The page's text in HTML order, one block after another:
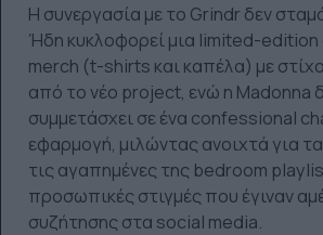
Η συνεργασία με το Grindr δεν
Ήδη κυκλοφορεί μια limited-
merch (t-shirts και καπέλα) με
από το νέο project, ενώ η Madonna
συμμετάσχει σε ένα confessional
εφαρμογή, μιλώντας ανοιχτά για
τις αγαπημένες της bedroom
προσωπικές στιγμές που έγιναν
συζήτησης στα social media.